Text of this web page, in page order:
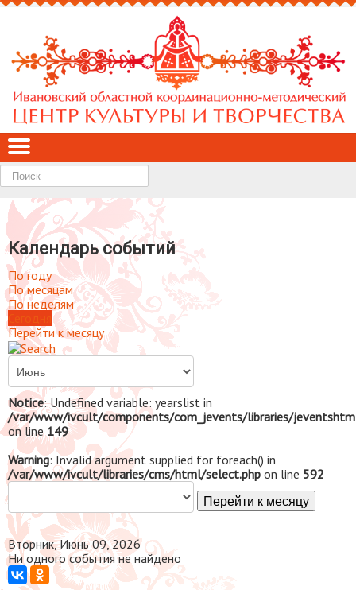
Найти
Календарь событий
По году
По месяцам
По неделям
Перейти к месяцу
Notice: Undefined variable: yearslist in
/var/www/ivcult/components/com_jevents/libraries/
on line 149
Warning: Invalid argument supplied for foreach() in
/var/www/ivcult/libraries/cms/html/select.php on line 592
Перейти к месяцу
Вторник, Июнь 09, 2026
Ни одного события не найдено